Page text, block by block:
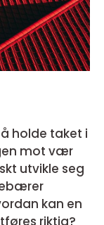
holde taket i
mot vær
utvikle seg
kan en
riktig?